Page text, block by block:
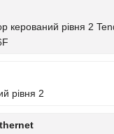
керований рівня 2
рівня 2